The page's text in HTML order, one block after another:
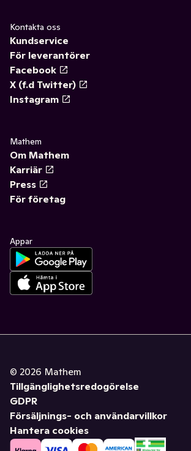
Kontakta oss
Kundservice
För leverantörer
Facebook
X (f.d Twitter)
Instagram
Mathem
Om Mathem
Karriär
Press
För företag
Appar
© 2026 Mathem
Tillgänglighetsredogörelse
GDPR
Försäljnings- och användarvillkor
Hantera cookies